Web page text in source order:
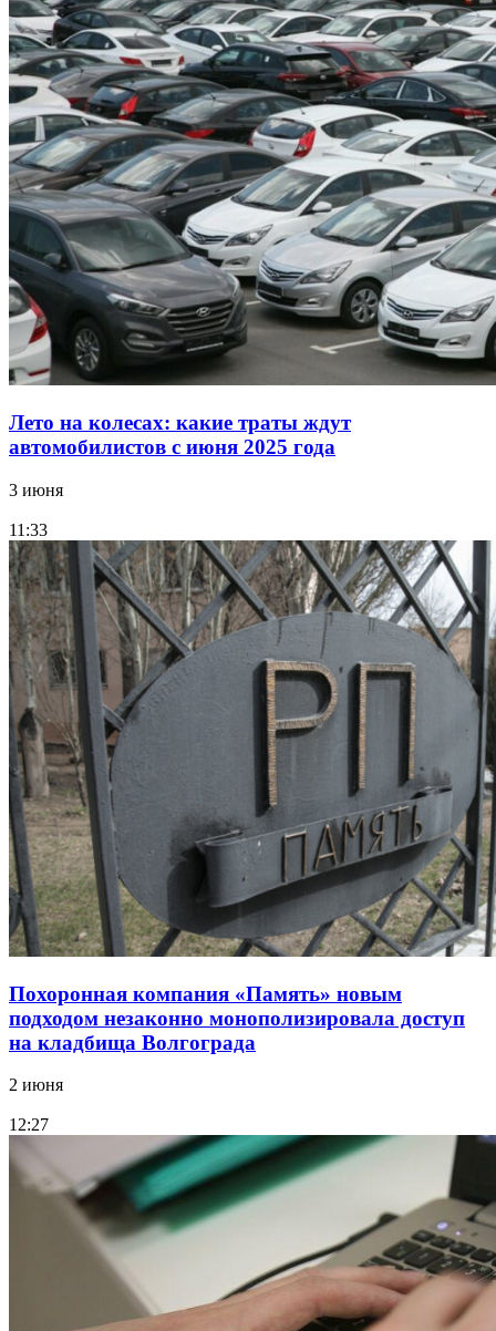
Лето на колесах: какие траты ждут
автомобилистов с июня 2025 года
3 июня
11:33
Похоронная компания «Память» новым
подходом незаконно монополизировала доступ
на кладбища Волгограда
2 июня
12:27